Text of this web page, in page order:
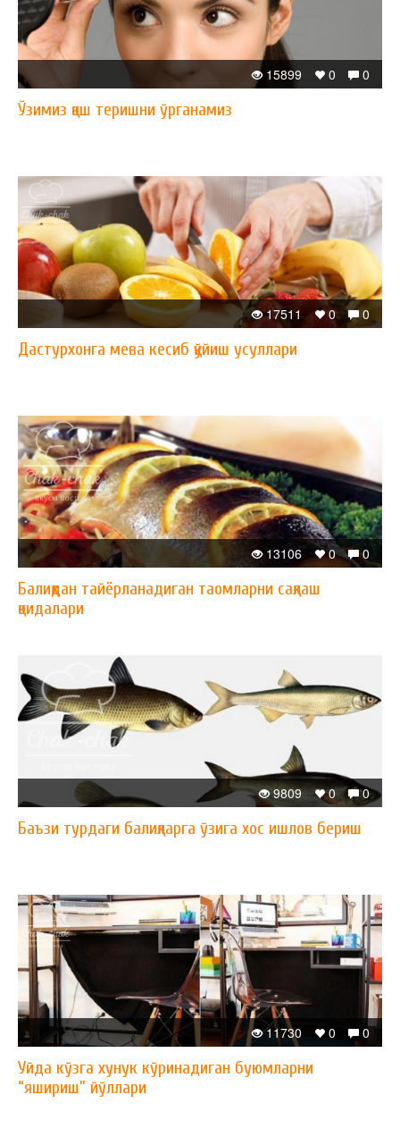
0
0
15899
Ўзимиз қош теришни ўрганамиз
0
0
17511
Дастурхонга мева кесиб қўйиш усуллари
0
0
13106
Балиқдан тайёрланадиган таомларни сақлаш
қоидалари
0
0
9809
Баъзи турдаги балиқларга ўзига хос ишлов бериш
0
0
11730
Уйда кўзга хунук кўринадиган буюмларни
“яшириш” йўллари